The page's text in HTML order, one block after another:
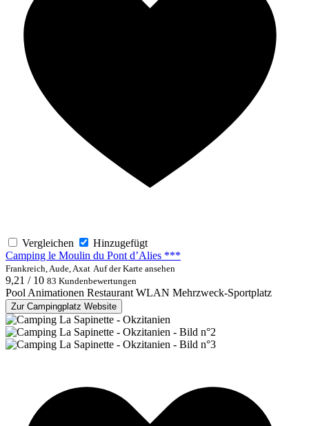
Vergleichen
Hinzugefügt
Camping le Moulin du Pont d’Alies ***
Frankreich, Aude, Axat Auf der Karte ansehen
9,21 / 10 83 Kundenbewertungen
PoolAnimationen Restaurant WLAN Mehrzweck-Sportplatz
Zur Campingplatz Website